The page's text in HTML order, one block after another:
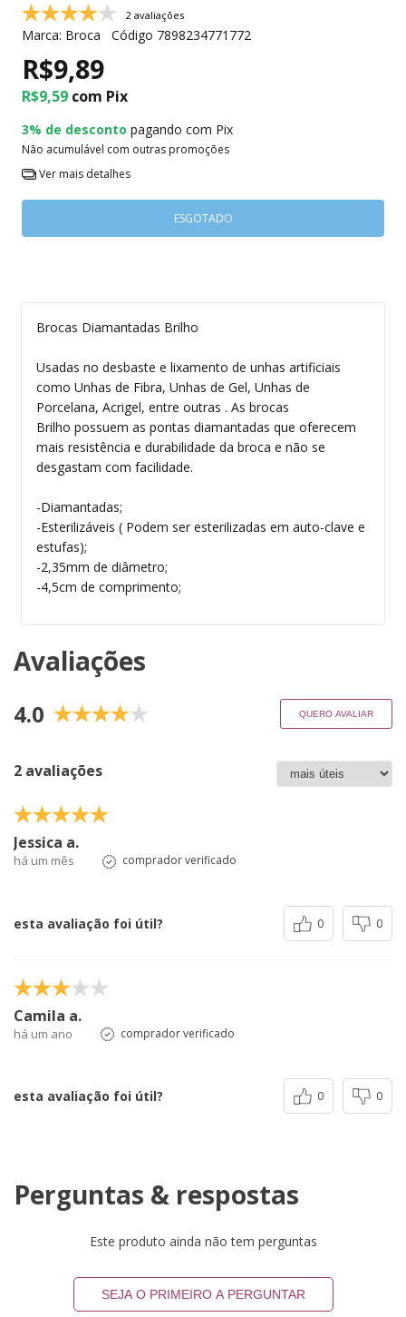
2 avaliações
Marca: Broca Código 7898234771772
R$9,89
R$9,59 com Pix
3% de desconto pagando com Pix
Não acumulável com outras promoções
Ver mais detalhes
Brocas Diamantadas Brilho
Usadas no desbaste e lixamento de unhas artificiais
como Unhas de Fibra, Unhas de Gel, Unhas de
Porcelana, Acrigel, entre outras . As brocas
Brilho possuem as pontas diamantadas que oferecem
mais resistência e durabilidade da broca e não se
desgastam com facilidade.
-Diamantadas;
-Esterilizáveis ( Podem ser esterilizadas em auto-clave e
estufas);
-2,35mm de diâmetro;
-4,5cm de comprimento;
Avaliações
4.0 QUERO AVALIAR
2 avaliações
Jessica a.
há um mês comprador verificado
esta avaliação foi útil? 0 0
Camila a.
há um ano comprador verificado
esta avaliação foi útil? 0 0
Perguntas & respostas
Este produto ainda não tem perguntas
SEJA O PRIMEIRO A PERGUNTAR